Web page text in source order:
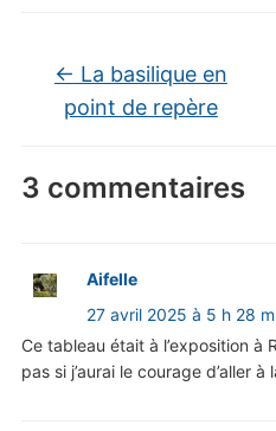
← La basilique en
point de repère
3 commentaires
Aifelle
27 avril 2025 à 5 h 28
Ce tableau était à l’exposition à
pas si j’aurai le courage d’aller